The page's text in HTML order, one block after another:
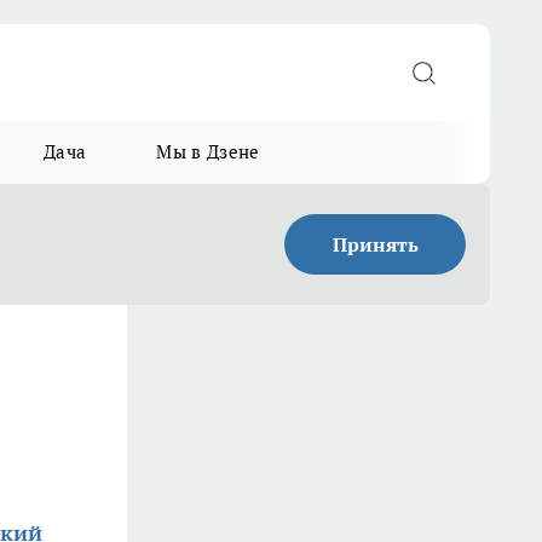
Дача Мы в Дзене
Принять